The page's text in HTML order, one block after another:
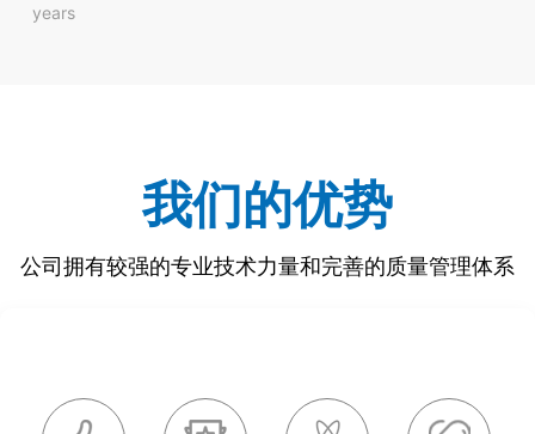
years
我们的优势
公司拥有较强的专业技术力量和完善的质量管理体系